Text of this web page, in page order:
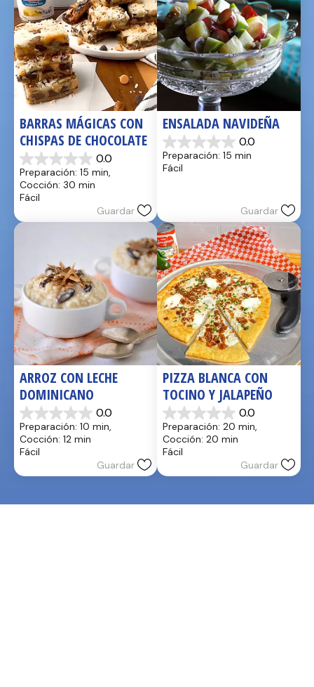
BARRAS MÁGICAS CON
CHISPAS DE CHOCOLATE
0.0
0.0
de
5
estrellas.
Preparación: 15 min,
Cocción: 30 min
Fácil
Guardar
ENSALADA NAVIDEÑA
0.0
0.0
de
5
Preparación: 15 min
Fácil
Guardar
ARROZ CON LECHE
DOMINICANO
0.0
0.0
de
5
estrellas.
Preparación: 10 min,
Cocción: 12 min
Fácil
Guardar
PIZZA BLANCA CON
TOCINO Y JALAPEÑO
0.0
0.0
de
5
estrellas.
Preparación: 20 min,
Cocción: 20 min
Fácil
Guardar